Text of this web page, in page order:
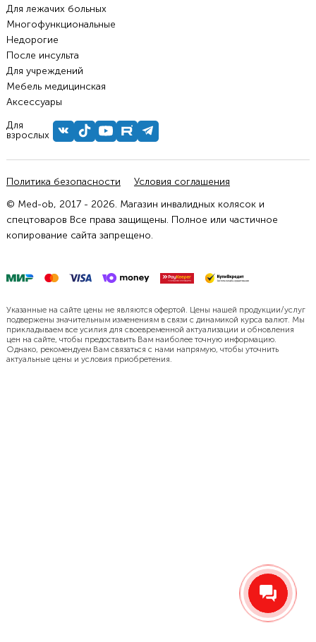
Для лежачих больных
Многофункциональные
Недорогие
После инсульта
Для учреждений
Мебель медицинская
Аксессуары
Для
взрослых
Политика безопасности
Условия соглашения
© Med-ob, 2017 - 2026. Магазин инвалидных колясок и
спецтоваров Все права защищены. Полное или частичное
копирование сайта запрещено.
Указанные на сайте цены не являются офертой. Цены нашей продукции/услуг
подвержены значительным изменениям в связи с динамикой курса валют. Мы
прикладываем все усилия для своевременной актуализации и обновления
цен на сайте, чтобы предоставить Вам наиболее точную информацию.
Однако, рекомендуем Вам связаться с нами напрямую, чтобы уточнить
актуальные цены и условия приобретения.